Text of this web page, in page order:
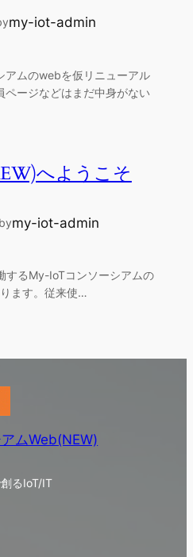
my-iot-admin
ムのwebを仮リニューアル
ページなどはまだ中身がない
へようこそ
my-iot-admin
するMy-IoTコンソーシアムの
ます。従来使…
ムWeb(NEW)
るIoT/IT